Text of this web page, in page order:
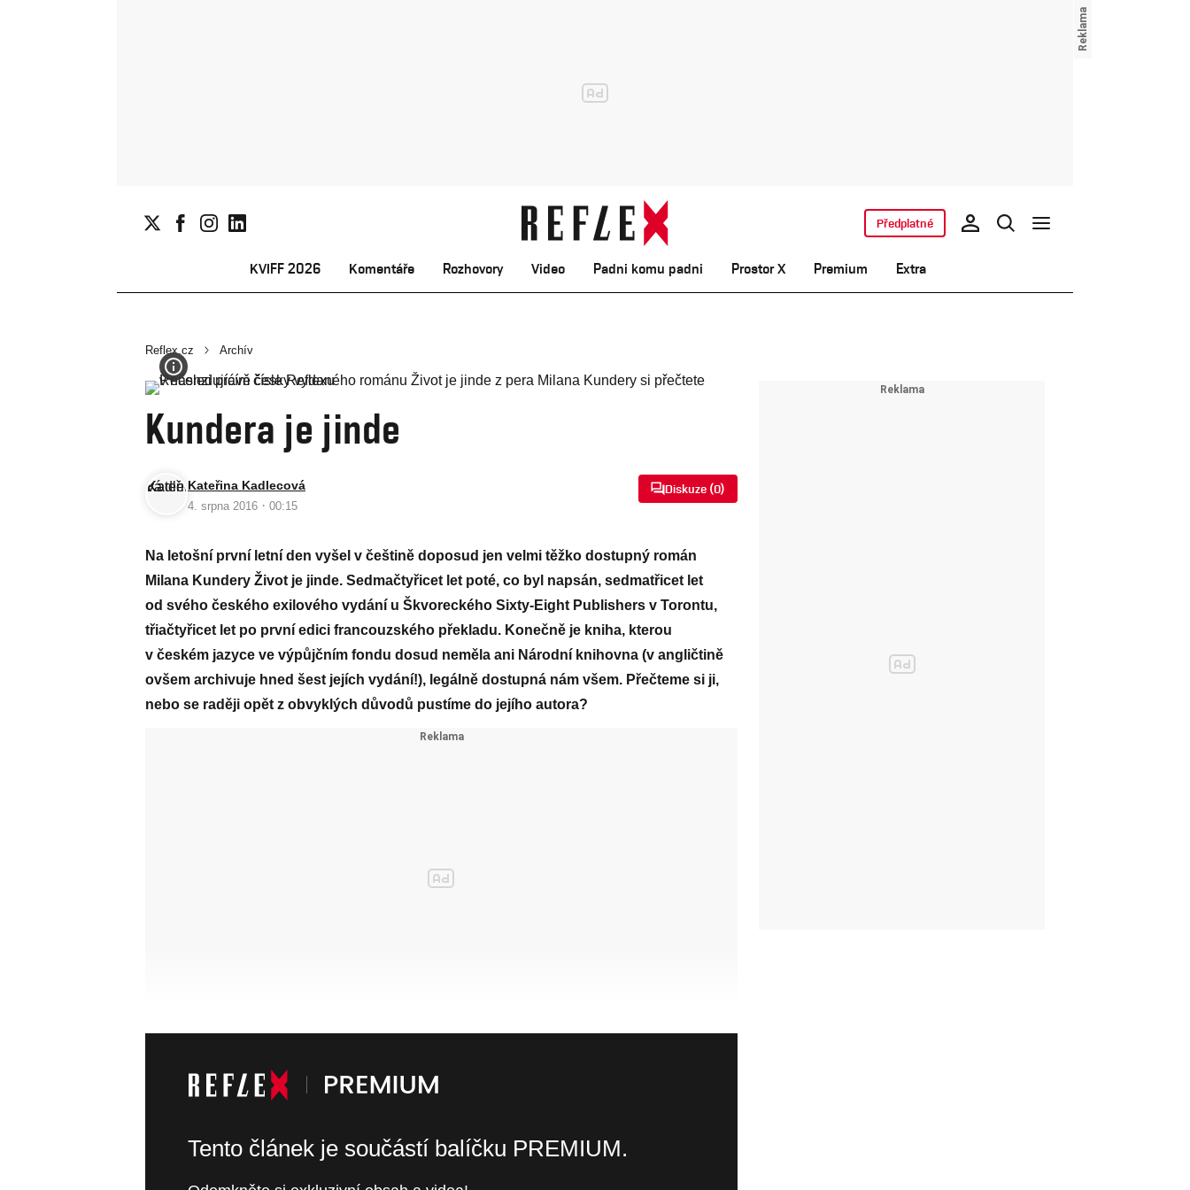
KVIFF 2026 Komentáře Rozhovory Video Padni komu padni Prostor X Premium Extra
Předplatné
Reflex.cz Archív
Kundera je jinde
Kateřina Kadlecová
4. srpna 2016 · 00:15
Diskuze (0)
Na letošní první letní den vyšel v češtině doposud jen velmi těžko dostupný román
Milana Kundery Život je jinde. Sedmačtyřicet let poté, co byl napsán, sedmatřicet let
od svého českého exilového vydání u Škvoreckého Sixty-Eight Publishers v Torontu,
třiačtyřicet let po první edici francouzského překladu. Konečně je kniha, kterou
v českém jazyce ve výpůjčním fondu dosud neměla ani Národní knihovna (v angličtině
ovšem archivuje hned šest jejích vydání!), legálně dostupná nám všem. Přečteme si ji,
nebo se raději opět z obvyklých důvodů pustíme do jejího autora?
Tento článek je součástí balíčku PREMIUM.